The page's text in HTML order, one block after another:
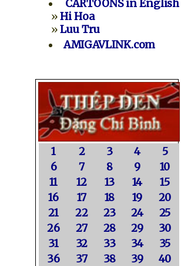
CARTOONS in English
»Hi Hoa
»Luu Tru
AMIGAVLINK.com
1 2 3 4
5
6
7 8 9
10
11
12 13 14
15
16
17 18 19
20
21
22 23 24
25
26
27 28 29
30
31
32 33 34
35
36
37 38 39
40